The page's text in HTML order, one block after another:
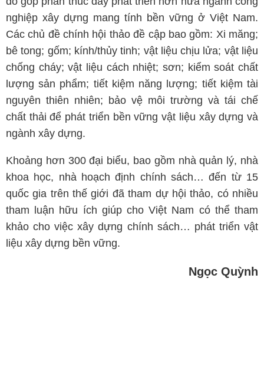
nghiệp xây dựng mang tính bền vững ở Việt Nam.
Các chủ đề chính hội thảo đề cập bao gồm: Xi măng;
bê tong; gốm; kính/thủy tinh; vật liệu chịu lửa; vật liệu
chống cháy; vật liệu cách nhiệt; sơn; kiểm soát chất
lượng sản phẩm; tiết kiệm năng lượng; tiết kiệm tài
nguyên thiên nhiên; bảo vệ môi trường và tái chế
chất thải để phát triển bền vững vật liệu xây dựng và
ngành xây dựng.
Khoảng hơn 300 đại biểu, bao gồm nhà quản lý, nhà
khoa học, nhà hoạch định chính sách… đến từ 15
quốc gia trên thế giới đã tham dự hội thảo, có nhiều
tham luận hữu ích giúp cho Việt Nam có thể tham
khảo cho việc xây dựng chính sách… phát triển vật
liệu xây dựng bền vững.
Ngọc Quỳnh